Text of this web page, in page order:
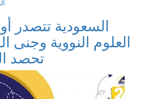
السعودية تتصدر
العلوم النووية وجنى
تحصد